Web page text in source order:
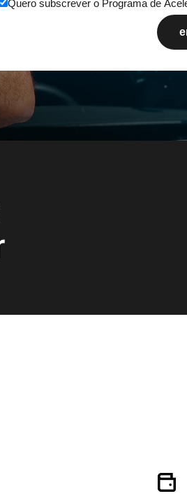
Quero subscrever o Programa de